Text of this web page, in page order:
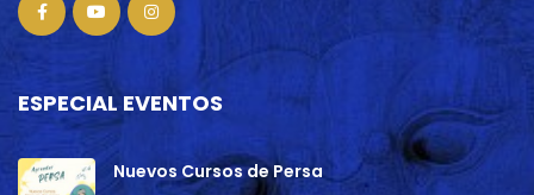
ESPECIAL EVENTOS
Nuevos Cursos de Persa